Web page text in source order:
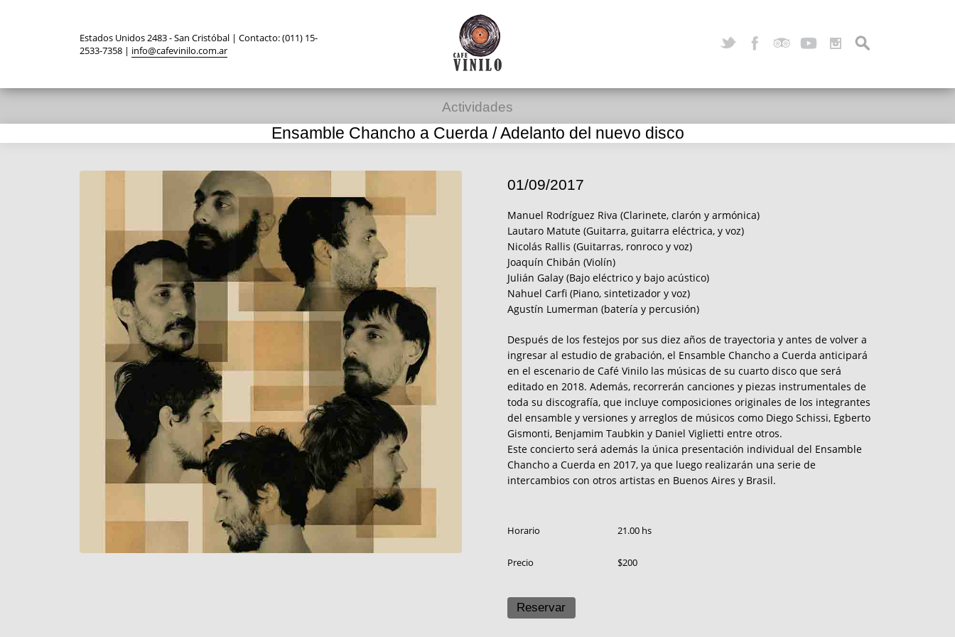
Estados Unidos 2483 - San Cristóbal | Contacto: (011) 15-
2533-7358 | info@cafevinilo.com.ar
Actividades
Ensamble Chancho a Cuerda / Adelanto del nuevo disco
01/09/2017
Manuel Rodríguez Riva (Clarinete, clarón y armónica)
Lautaro Matute (Guitarra, guitarra eléctrica, y voz)
Nicolás Rallis (Guitarras, ronroco y voz)
Joaquín Chibán (Violín)
Julián Galay (Bajo eléctrico y bajo acústico)
Nahuel Carfi (Piano, sintetizador y voz)
Agustín Lumerman (batería y percusión)
Después de los festejos por sus diez años de trayectoria y antes de volver a
ingresar al estudio de grabación, el Ensamble Chancho a Cuerda anticipará
en el escenario de Café Vinilo las músicas de su cuarto disco que será
editado en 2018. Además, recorrerán canciones y piezas instrumentales de
toda su discografía, que incluye composiciones originales de los integrantes
del ensamble y versiones y arreglos de músicos como Diego Schissi, Egberto
Gismonti, Benjamim Taubkin y Daniel Viglietti entre otros.
Este concierto será además la única presentación individual del Ensamble
Chancho a Cuerda en 2017, ya que luego realizarán una serie de
intercambios con otros artistas en Buenos Aires y Brasil.
Horario 21.00 hs
Precio $200
Reservar